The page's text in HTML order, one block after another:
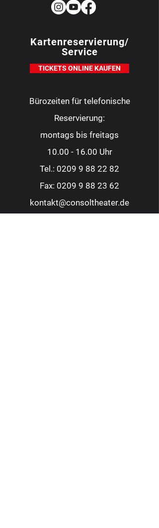
Kartenreservierung/
Service
TICKETS ONLINE KAUFEN
Bürozeiten für telefonische
Reservierung:
montags bis freitags
10.00 - 16.00 Uhr
Tel.: 0209 9 88 22 82
Fax: 0209 9 88 23 62
kontakt@consoltheater.de